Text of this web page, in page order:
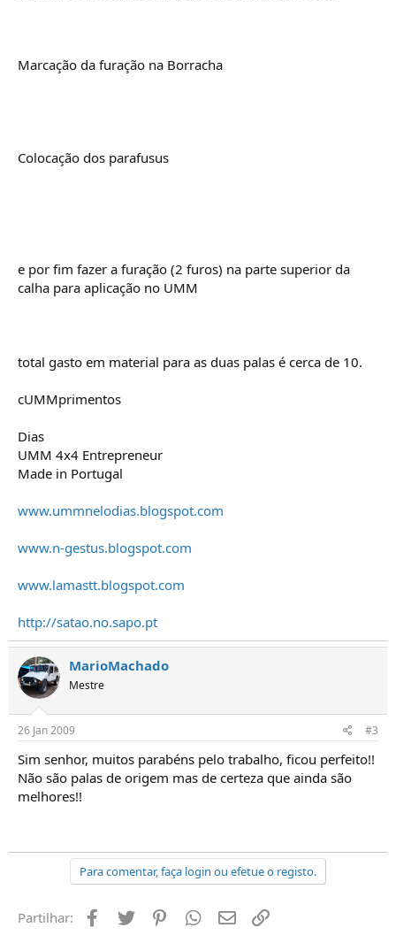
Marcação da furação na Borracha
Colocação dos parafusus
e por fim fazer a furação (2 furos) na parte superior da
calha para aplicação no UMM
total gasto em material para as duas palas é cerca de 10.
cUMMprimentos
Dias
UMM 4x4 Entrepreneur
Made in Portugal
www.ummnelodias.blogspot.com
www.n-gestus.blogspot.com
www.lamastt.blogspot.com
http://satao.no.sapo.pt
MarioMachado
Mestre
26 Jan 2009 #3
Sim senhor, muitos parabéns pelo trabalho, ficou perfeito!!
Não são palas de origem mas de certeza que ainda são
melhores!!
Para comentar, faça login ou efetue o registo.
Partilhar: Facebook
Twitter PinterestWhatsapp
Email